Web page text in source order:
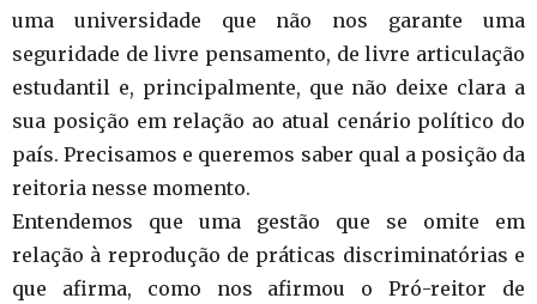
uma universidade que não nos garante uma
seguridade de livre pensamento, de livre articulação
estudantil e, principalmente, que não deixe clara a
sua posição em relação ao atual cenário político do
país. Precisamos e queremos saber qual a posição da
reitoria nesse momento.
Entendemos que uma gestão que se omite em
relação à reprodução de práticas discriminatórias e
que afirma, como nos afirmou o Pró-reitor de